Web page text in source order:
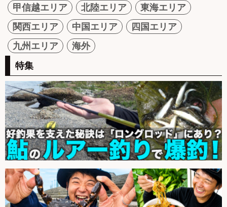
甲信越エリア
北陸エリア
東海エリア
関西エリア
中国エリア
四国エリア
九州エリア
海外
特集